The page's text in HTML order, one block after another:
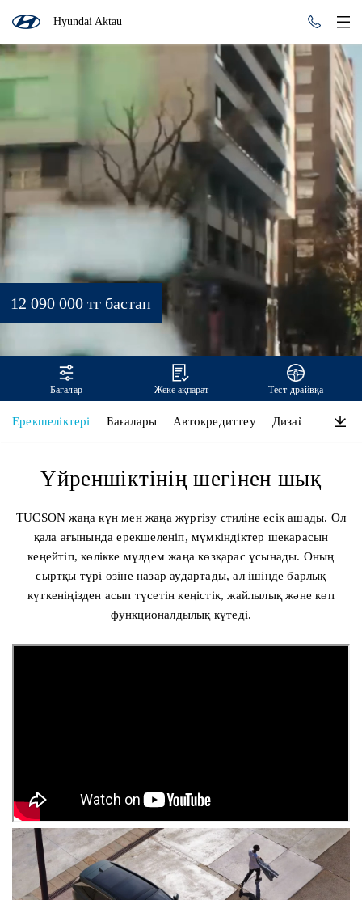
Hyundai Aktau
TUCSON
12 090 000 тг бастап
Бағалар Жеке ақпарат Тест-драйвқа
Ерекшеліктері Бағалары Автокредиттеу Дизайн
Үйреншіктінің шегінен шық
TUCSON жаңа күн мен жаңа жүргізу стиліне есік ашады. Ол
қала ағынында ерекшеленіп, мүмкіндіктер шекарасын
кеңейтіп, көлікке мүлдем жаңа көзқарас ұсынады. Оның
сыртқы түрі өзіне назар аудартады, ал ішінде барлық
күткеніңізден асып түсетін кеңістік, жайлылық және көп
функционалдылық күтеді.